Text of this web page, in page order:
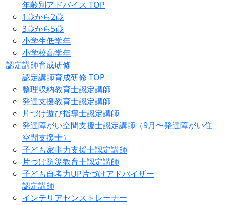
年齢別アドバイス TOP
1歳から2歳
3歳から5歳
小学生低学年
小学校高学年
認定講師育成研修
認定講師育成研修 TOP
整理収納教育士認定講師
発達支援教育士認定講師
片づけ遊び指導士認定講師
発達障がい空間支援士認定講師（9月〜発達障がい住
空間支援士）
子ども家事力支援士認定講師
片づけ防災教育士認定講師
子ども自考力UP片づけアドバイザー
認定講師
インテリアセンストレーナー